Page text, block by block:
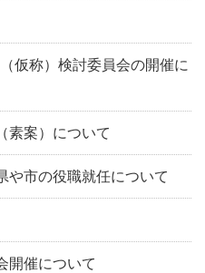
仮称）検討委員会の開催に
素案）について
や市の役職就任について
開催について